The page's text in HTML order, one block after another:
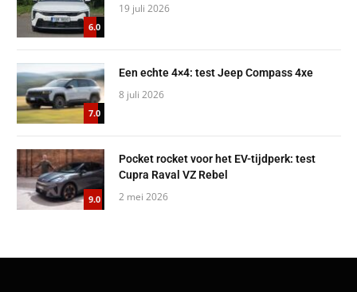
6.0
19 juli 2026
7.0
Een echte 4×4: test Jeep Compass 4xe
8 juli 2026
9.0
Pocket rocket voor het EV-tijdperk: test
Cupra Raval VZ Rebel
2 mei 2026